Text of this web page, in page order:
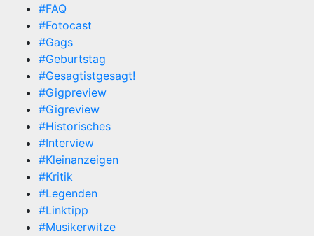
#FAQ
#Fotocast
#Gags
#Geburtstag
#Gesagtistgesagt!
#Gigpreview
#Gigreview
#Historisches
#Interview
#Kleinanzeigen
#Kritik
#Legenden
#Linktipp
#Musikerwitze